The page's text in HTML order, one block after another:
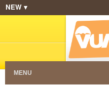
SHOP HẠT
CATALOG
NEW ▾
MENU